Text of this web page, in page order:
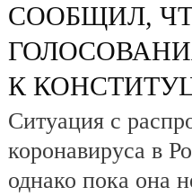
СООБЩИЛ,
К
Ситуация с
коронавируса в
однако пока она